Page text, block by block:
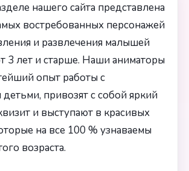
нашего сайта представлена
востребованных персонажей
и развлечения малышей
3 лет и старше. Наши аниматоры
опыт работы с
привозят с собой яркий
и выступают в красивых
на все 100 % узнаваемы
возраста.